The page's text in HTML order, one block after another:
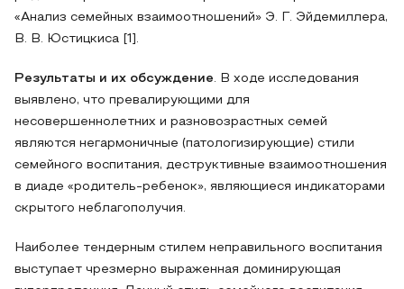
«Анализ семейных взаимоотношений» Э. Г. Эйдемиллера,
В. В. Юстицкиса [1].
Результаты и их обсуждение. В ходе исследования
выявлено, что превалирующими для
несовершеннолетних и разновозрастных семей
являются негармоничные (патологизирующие) стили
семейного воспитания, деструктивные взаимоотношения
в диаде «родитель-ребенок», являющиеся индикаторами
скрытого неблагополучия.
Наиболее тендерным стилем неправильного воспитания
выступает чрезмерно выраженная доминирующая